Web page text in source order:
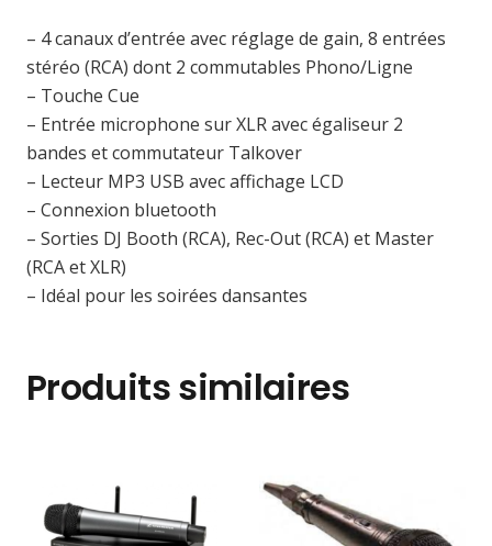
avec
Bluetooth
lecteur
MP3
– 4 canaux d’entrée avec réglage de gain, 8 entrées
stéréo (RCA) dont 2 commutables Phono/Ligne
– Touche Cue
– Entrée microphone sur XLR avec égaliseur 2
bandes et commutateur Talkover
– Lecteur MP3 USB avec affichage LCD
– Connexion bluetooth
– Sorties DJ Booth (RCA), Rec-Out (RCA) et Master
(RCA et XLR)
– Idéal pour les soirées dansantes
Produits similaires